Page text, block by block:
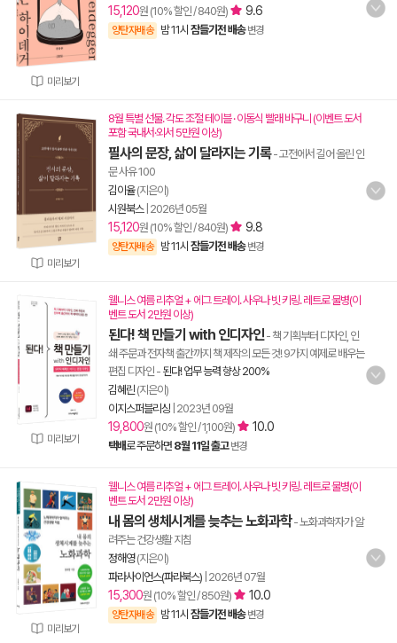
미리보기
15,120원 (10% 할인 / 840원) 9.6
양탄자배송 밤 11시 잠들기전 배송 변경
미리보기
8월 특별 선물. 각도 조절 테이블 · 이동식 빨래 바구니 (이벤트 도서
포함 국내서·외서 5만원 이상)
필사의 문장, 삶이 달라지는 기록- 고전에서 길어 올린 인
문 사유 100
김이율(지은이)
시원북스| 2026년 05월
15,120원 (10% 할인 / 840원) 9.8
양탄자배송 밤 11시 잠들기전 배송 변경
미리보기
웰니스 여름 리추얼 + 에그 트레이. 사우나 빗 키링. 레트로 물병(이
벤트 도서 2만원 이상)
된다! 책 만들기 with 인디자인- 책 기획부터 디자인, 인
쇄 주문과 전자책 출간까지 책 제작의 모든 것! 9가지 예제로 배우는
편집 디자인 - 된다! 업무 능력 향상 200%
김혜린 (지은이)
이지스퍼블리싱 2023년 09월
19,800원 (10% 할인 / 1,100원) 10.0
택배로 주문하면 8월 11일 출고 변경
미리보기
웰니스 여름 리추얼 + 에그 트레이. 사우나 빗 키링. 레트로 물병(이
벤트 도서 2만원 이상)
내 몸의 생체시계를 늦추는 노화과학- 노화과학자가 알
려주는 건강생활 지침
정해영(지은이)
파라사이언스(파라북스) 2026년 07월
15,300원 (10% 할인 / 850원) 10.0
양탄자배송 밤 11시 잠들기전 배송 변경